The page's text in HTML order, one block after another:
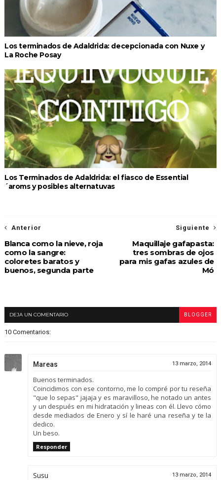
Los terminados de Adaldrida: decepcionada con Nuxe y
La Roche Posay
Los Terminados de Adaldrida: el fiasco de Essential
´aroms y posibles alternatuvas
Siguiente
Maquillaje gafapasta:
tres sombras de ojos
para mis gafas azules de
Mó
Anterior
Blanca como la nieve, roja
como la sangre:
coloretes baratos y
buenos, segunda parte
DEJA UN COMENTARIO BLOGGER
10 Comentarios:
Mareas 13 marzo, 2014
Buenos terminados.
Coincidimos con ese contorno, me lo compré por tu reseña
"que lo sepas" jajaja y es maravilloso, he notado un antes
y un después en mi hidratación y lineas con él. Llevo cómo
desde mediados de Enero y sí le haré una reseña y te la
dedico.
Un beso.
Responder
Susu 13 marzo, 2014